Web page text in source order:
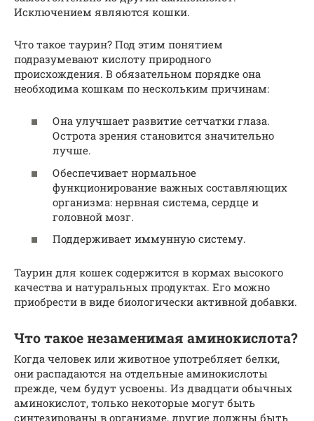
Исключением являются кошки.
Что такое таурин? Под этим понятием
подразумевают кислоту природного
происхождения. В обязательном порядке она
необходима кошкам по нескольким причинам:
Она улучшает развитие сетчатки глаза.
Острота зрения становится значительно
лучше.
Обеспечивает нормальное
функционирование важных составляющих
организма: нервная система, сердце и
головной мозг.
Поддерживает иммунную систему.
Таурин для кошек содержится в кормах высокого
качества и натуральных продуктах. Его можно
приобрести в виде биологически активной добавки.
Что такое незаменимая аминокислота?
Когда человек или животное употребляет белки,
они распадаются на отдельные аминокислоты
прежде, чем будут усвоены. Из двадцати обычных
аминокислот, только некоторые могут быть
синтезированы в организме, другие должны быть